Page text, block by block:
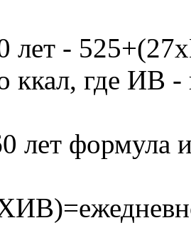
лет -
ккал, где ИВ
лет формула